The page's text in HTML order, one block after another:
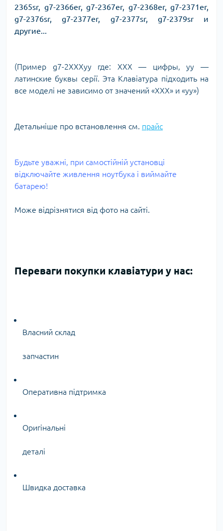
2365sr, g7-2366er, g7-2367er, g7-2368er, g7-2371er,
g7-2376sr, g7-2377er, g7-2377sr, g7-2379sr и
другие...
(Пример g7-2XXXyy где: ХХХ — цифры, уу —
латинские буквы серії. Эта Клавіатура підходить на
все моделі не зависимо от значений «ХХХ» и «уу»)
Детальніше про встановлення см. прайс
Будьте уважні, при самостійній установці
відключайте живлення ноутбука і виймайте
батарею!
Може відрізнятися від фото на сайті.
Переваги покупки клавіатури у нас:
Власний склад
запчастин
Оперативна підтримка
Оригінальні
деталі
Швидка доставка